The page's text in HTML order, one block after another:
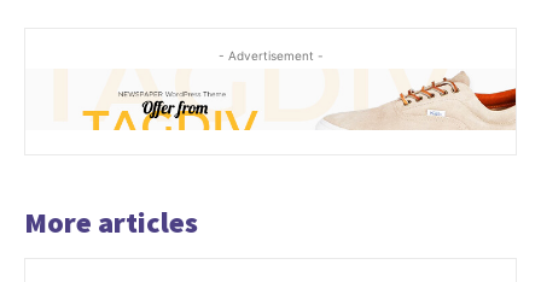
- Advertisement -
More articles